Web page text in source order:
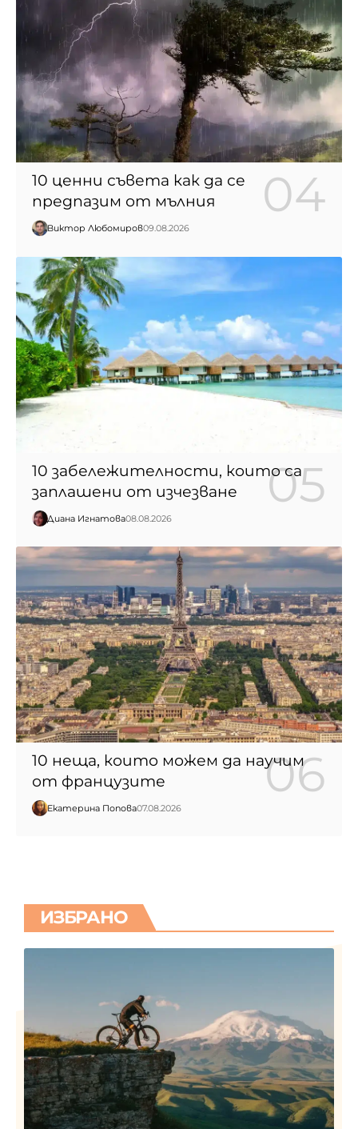
10 ценни съвета как да се
предпазим от мълния
Виктор Любомиров09.08.2026
10 забележителности, които са
заплашени от изчезване
Диана Игнатова08.08.2026
10 неща, които можем да научим
от французите
Екатерина Попова07.08.2026
ИЗБРАНО